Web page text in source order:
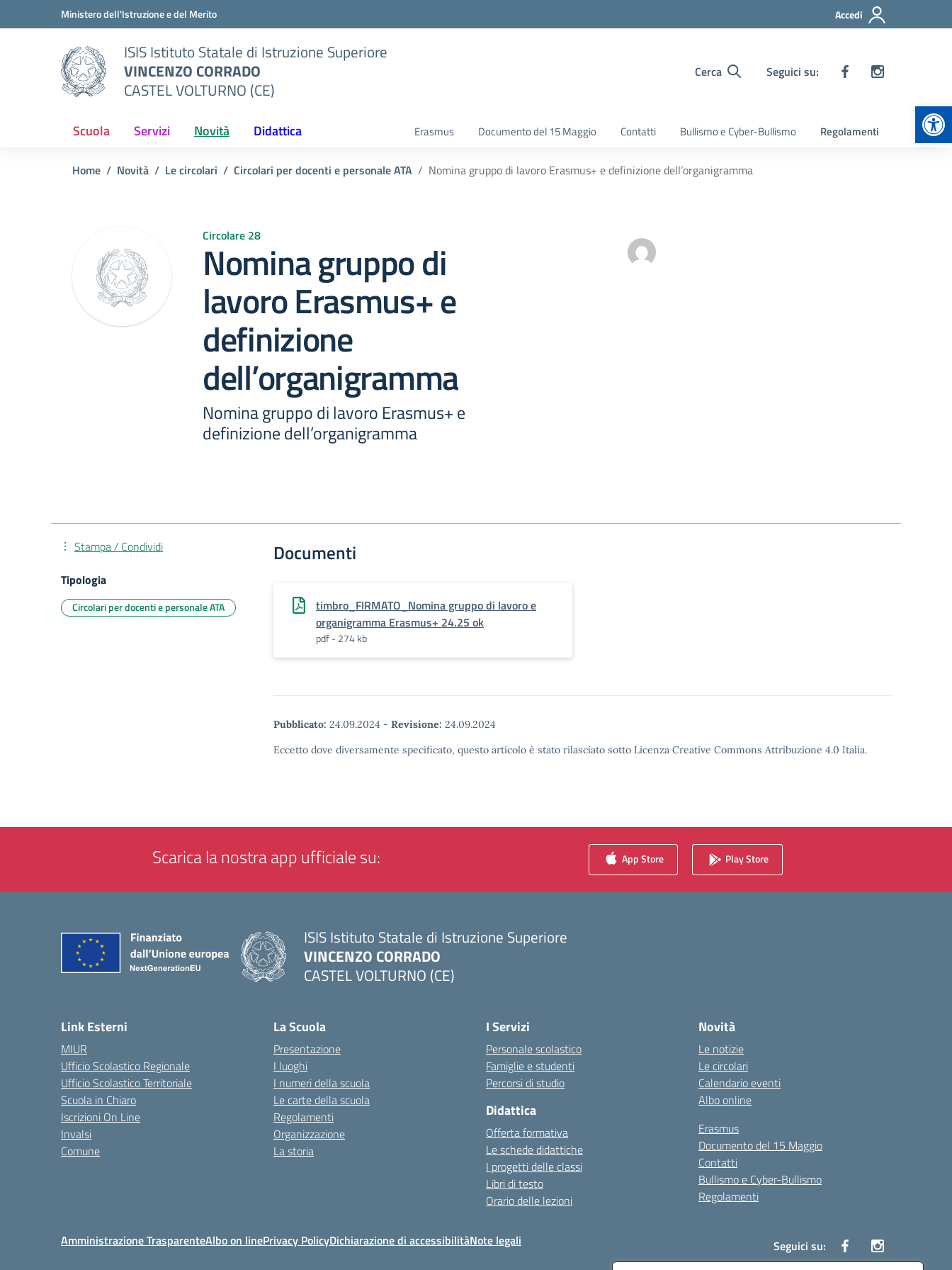
Vai ai contenuti
Vai al menu di navigazioneMinistero dell'Istruzione e del Merito Accedi
ISIS Istituto Statale di Istruzione Superiore
VINCENZO CORRADO
CASTEL VOLTURNO (CE)
Cerca Seguici su:
Scuola Servizi Novità Didattica Erasmus Documento del 15 Maggio Contatti Bullismo e Cyber-Bullismo Regolamenti
Home Novità Le circolari Circolari per docenti e personale ATA Nomina gruppo di lavoro Erasmus+ e definizione dell’organigramma
Circolare 28
Nomina gruppo di
lavoro Erasmus+ e
definizione
dell’organigramma
Nomina gruppo di lavoro Erasmus+ e
definizione dell’organigramma
Documenti
timbro_FIRMATO_Nomina gruppo di lavoro e
organigramma Erasmus+ 24.25 ok
pdf - 274 kb
Pubblicato: 24.09.2024 - Revisione: 24.09.2024
Eccetto dove diversamente specificato, questo articolo è stato rilasciato sotto Licenza Creative Commons Attribuzione 4.0 Italia.
Stampa / Condividi
Tipologia
Circolari per docenti e personale ATA
Scarica la nostra app ufficiale su: App Store Play Store
ISIS Istituto Statale di Istruzione Superiore
VINCENZO CORRADO
CASTEL VOLTURNO (CE)
Link Esterni
MIUR
Ufficio Scolastico Regionale
Ufficio Scolastico Territoriale
Scuola in Chiaro
Iscrizioni On Line
Invalsi
Comune
La Scuola
Presentazione
I luoghi
I numeri della scuola
Le carte della scuola
Regolamenti
Organizzazione
La storia
I Servizi
Personale scolastico
Famiglie e studenti
Percorsi di studio
Didattica
Offerta formativa
Le schede didattiche
I progetti delle classi
Libri di testo
Orario delle lezioni
Novità
Le notizie
Le circolari
Calendario eventi
Albo online
Erasmus
Documento del 15 Maggio
Contatti
Bullismo e Cyber-Bullismo
Regolamenti
Amministrazione TrasparenteAlbo on linePrivacy PolicyDichiarazione di accessibilitàNote legali Seguici su: